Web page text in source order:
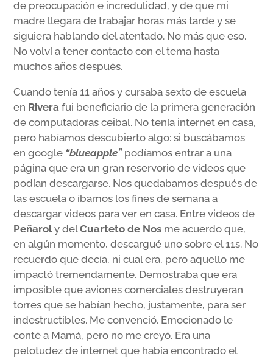
de preocupación e incredulidad, y de que mi
madre llegara de trabajar horas más tarde y se
siguiera hablando del atentado. No más que eso.
No volví a tener contacto con el tema hasta
muchos años después.
Cuando tenía 11 años y cursaba sexto de escuela
en Rivera fui beneficiario de la primera generación
de computadoras ceibal. No tenía internet en casa,
pero habíamos descubierto algo: si buscábamos
en google “blueapple”podíamos entrar a una
página que era un gran reservorio de videos que
podían descargarse. Nos quedabamos después de
las escuela o íbamos los fines de semana a
descargar videos para ver en casa. Entre videos de
Peñaroly delCuarteto de Nos me acuerdo que,
en algún momento, descargué uno sobre el 11s. No
recuerdo que decía, ni cual era, pero aquello me
impactó tremendamente. Demostraba que era
imposible que aviones comerciales destruyeran
torres que se habían hecho, justamente, para ser
indestructibles. Me convenció. Emocionado le
conté a Mamá, pero no me creyó. Era una
pelotudez de internet que había encontrado el